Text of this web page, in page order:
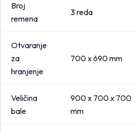
Broj
remena
3 reda
Otvaranje
za
hranjenje
700 x 690 mm
Veličina
bale
900 x 700 x 700
mm